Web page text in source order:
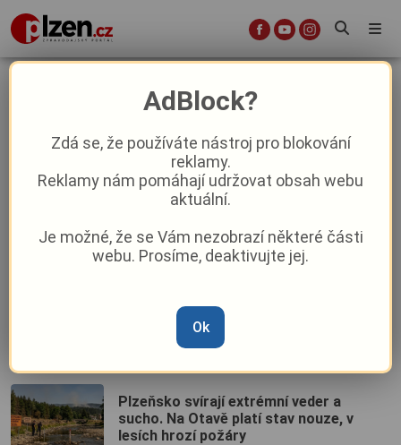
Voda jako drahý špás? V Plzeňském
kraji jí spotřebujeme 85 litrů denně
Léto u vody na Plzeňsku: Od horského
jezera na Šídlováku až po „hnědou
Až voda nebude, bude na litování
pozdě: Vedoucí zbirožských sádek
odběry
Plzeňsko svírají extrémní veder a
sucho. Na Otavě platí stav nouze, v
lesích hrozí požáry
AdBlock?
Zdá se, že používáte nástroj pro blokování
reklamy.
Reklamy nám pomáhají udržovat obsah webu
aktuální.
Je možné, že se Vám nezobrazí některé části
webu. Prosíme, deaktivujte jej.
Ok